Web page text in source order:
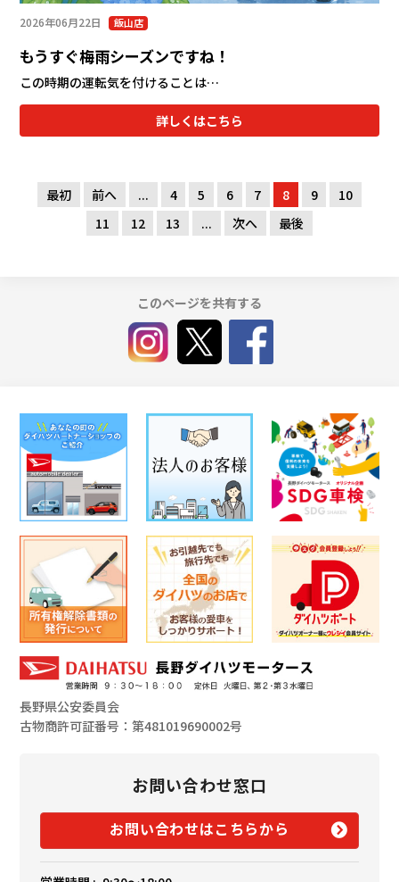
2026年06月22日 飯山店
もうすぐ梅雨シーズンですね！
この時期の運転気を付けることは…
詳しくはこちら
最初 前へ ... 4 5 6 7 8 9
10
11
12 13 ... 次へ 最後
このページを共有する
長野県公安委員会
古物商許可証番号：第481019690002号
お問い合わせ窓口
お問い合わせはこちらから